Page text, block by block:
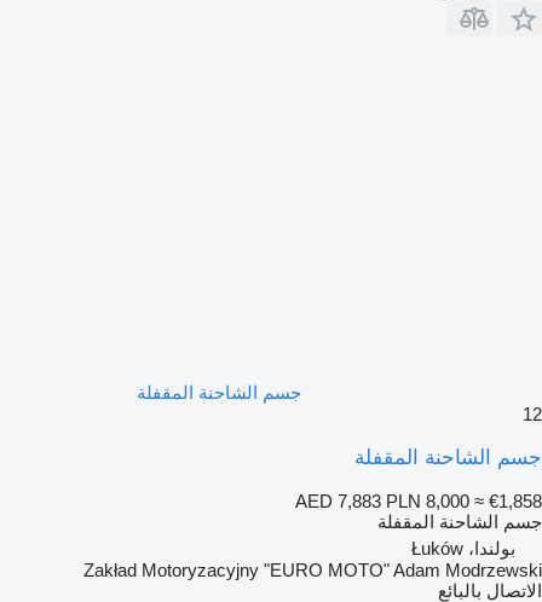
جسم الشاحنة المقفلة
12
جسم الشاحنة المقفلة
AED 7,883 PLN 8,000 ≈ €1,858
جسم الشاحنة المقفلة
بولندا، Łuków
Zakład Motoryzacyjny "EURO MOTO" Adam Modrzewski
الاتصال بالبائع